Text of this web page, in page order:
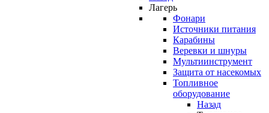
Лагерь
Фонари
Источники питания
Карабины
Веревки и шнуры
Мультиинструмент
Защита от насекомых
Топливное
оборудование
Назад